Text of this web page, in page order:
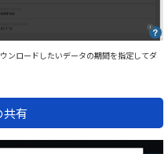
ンロードしたいデータの期間を指定してダ
共有